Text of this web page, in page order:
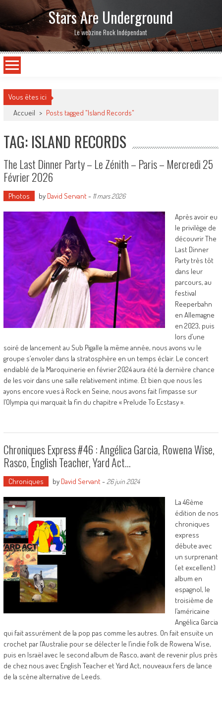
Stars Are Underground
Le webzine Rock Indépendant
Vous êtes ici
Accueil > Posts tagged "Island Records"
TAG: ISLAND RECORDS
The Last Dinner Party – Le Zénith – Paris – Mercredi 25
Février 2026
Photos by David Servant- 11 mars 2026
Après avoir eu
le privilège de
découvrir The
Last Dinner
Party très tôt
dans leur
parcours, au
festival
Reeperbahn
en Allemagne
en 2023, puis
lors d’une
soiré de lancement au Sub Pigalle la même année, nous avons vu le
groupe s’envoler dans la stratosphère en un temps éclair. Le concert
endiablé de la Maroquinerie en février 2024 aura été la dernière chance
de les voir dans une salle relativement intime. Et bien que nous les
ayons encore vues à Rock en Seine, nous avons fait l’impasse sur
l’Olympia qui marquait la fin du chapitre « Prelude To Ecstasy ».
Chroniques Express #46 : Angélica Garcia, Rowena Wise,
Rasco, English Teacher, Yard Act…
Chroniques by David Servant- 26 juin 2024
La 46ème
édition de nos
chroniques
express
débute avec
un surprenant
(et excellent)
album en
espagnol, le
troisième de
l’américaine
Angélica Garcia
qui fait assurément de la pop pas comme les autres. On fait ensuite un
crochet par l’Australie pour se délecter le l’indie folk de Rowena Wise,
puis en Israël avec le second album de Rasco, avant de revenir plus près
de chez nous avec English Teacher et Yard Act, nouveaux fers de lance
de la scène alternative de Leeds.